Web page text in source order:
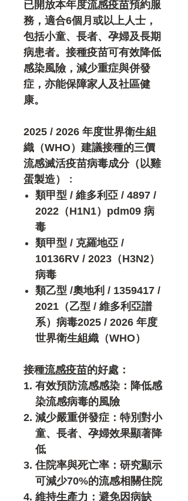
已開放本年度流感疫苗預約服
務，適合6個月或以上人士，
包括小童、長者、孕婦及長期
病患者。接種疫苗可有效降低
感染風險，減少重症與併發
症，亦能保障家人及社區健
康。
2025 / 2026 年度世界衛生組
織（WHO）建議接種的三價
流感滅活疫苗病毒成分（以雞
蛋製造）﹕
類甲型 / 維多利亞 / 4897 /
2022（H1N1）pdm09 病
毒
類甲型 / 克羅地亞 /
10136RV / 2023（H3N2）
病毒
類乙型 /奧地利 / 1359417 /
2021（乙型 / 維多利亞譜
系）病毒2025 / 2026 年度
世界衛生組織（WHO）
接種流感疫苗的好處：
有效預防流感感染：降低感
染流感病毒的風險
減少嚴重併發症：特別對小
童、長者、孕婦效果顯著降
低
住院率與死亡率：研究顯示
可減少70%的流感相關住院
維持生產力：避免因病缺